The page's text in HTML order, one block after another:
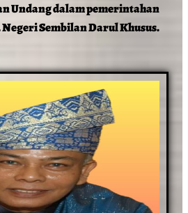
Undang dalam pemerintahan
Sembilan Darul Khusus.